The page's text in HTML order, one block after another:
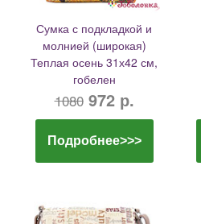
Сумка с подкладкой и
молнией (широкая)
Теплая осень 31х42 см,
гобелен
1080 972 р.
Подробнее>>>